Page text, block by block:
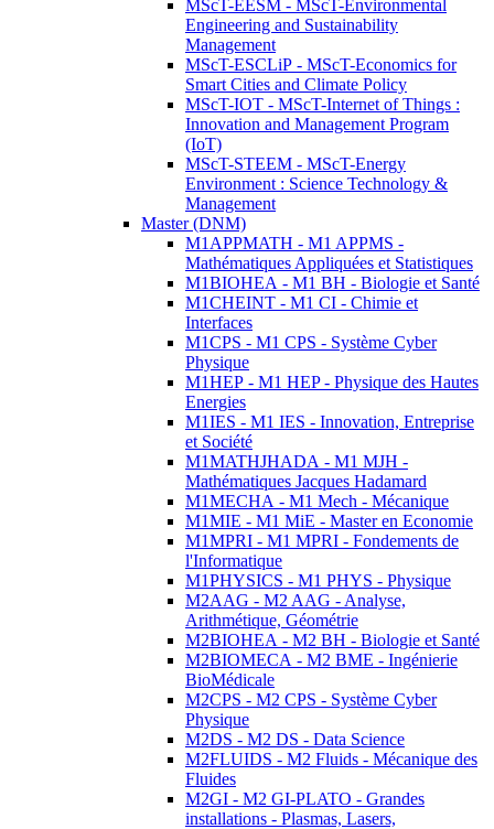
MScT-EESM - MScT-Environmental
Engineering and Sustainability
Management
MScT-ESCLiP - MScT-Economics for
Smart Cities and Climate Policy
MScT-IOT - MScT-Internet of Things :
Innovation and Management Program
(IoT)
MScT-STEEM - MScT-Energy
Environment : Science Technology &
Management
Master (DNM)
M1APPMATH - M1 APPMS -
Mathématiques Appliquées et Statistiques
M1BIOHEA - M1 BH - Biologie et Santé
M1CHEINT - M1 CI - Chimie et
Interfaces
M1CPS - M1 CPS - Système Cyber
Physique
M1HEP - M1 HEP - Physique des Hautes
Energies
M1IES - M1 IES - Innovation, Entreprise
et Société
M1MATHJHADA - M1 MJH -
Mathématiques Jacques Hadamard
M1MECHA - M1 Mech - Mécanique
M1MIE - M1 MiE - Master en Economie
M1MPRI - M1 MPRI - Fondements de
l'Informatique
M1PHYSICS - M1 PHYS - Physique
M2AAG - M2 AAG - Analyse,
Arithmétique, Géométrie
M2BIOHEA - M2 BH - Biologie et Santé
M2BIOMECA - M2 BME - Ingénierie
BioMédicale
M2CPS - M2 CPS - Système Cyber
Physique
M2DS - M2 DS - Data Science
M2FLUIDS - M2 Fluids - Mécanique des
Fluides
M2GI - M2 GI-PLATO - Grandes
installations - Plasmas, Lasers,